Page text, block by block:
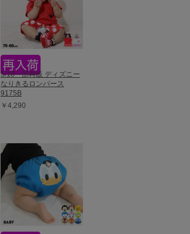
5/18一部再販 ディズニー
なりきるロンパース
9175B
￥4,290